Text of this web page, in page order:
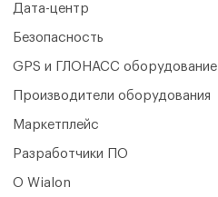
Дата-центр
Безопасность
GPS и ГЛОНАСС оборудование
Производители оборудования
Маркетплейс
Разработчики ПО
О Wialon